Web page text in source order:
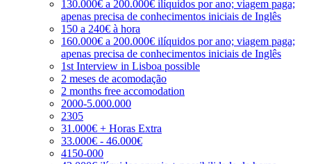
130.000€ a 200.000€ ilíquidos por ano; viagem paga;
apenas precisa de conhecimentos iniciais de Inglês
150 a 240€ à hora
160.000€ a 200.000€ ilíquidos por ano; viagem paga;
apenas precisa de conhecimentos iniciais de Inglês
1st Interview in Lisboa possible
2 meses de acomodação
2 months free accomodation
2000-5.000.000
2305
31.000€ + Horas Extra
33.000€ - 46.000€
4150-000